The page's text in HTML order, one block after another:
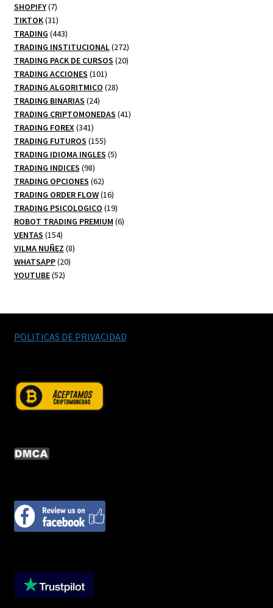
productos
SHOPIFY 77
productos
TIKTOK 3131
productos
TRADING 443443
productos
TRADING INSTITUCIONAL 272272
productos
TRADING PACK DE CURSOS 2020
TRADING ACCIONES 101101
productos
TRADING ALGORITMICO 2828
TRADING BINARIAS 2424
productos
TRADING CRIPTOMONEDAS 4141
TRADING FOREX 341341
productos
TRADING FUTUROS 155155
productos
TRADING IDIOMA INGLES 55
TRADING INDICES 9898
productos
TRADING OPCIONES 6262
productos
TRADING ORDER FLOW 1616
productos
TRADING PSICOLOGICO 1919
productos
ROBOT TRADING PREMIUM 66
VENTAS 154154
productos
VILMA NUÑEZ 88
WHATSAPP 2020
YOUTUBE 5252
POLITICAS DE PRIVACIDAD